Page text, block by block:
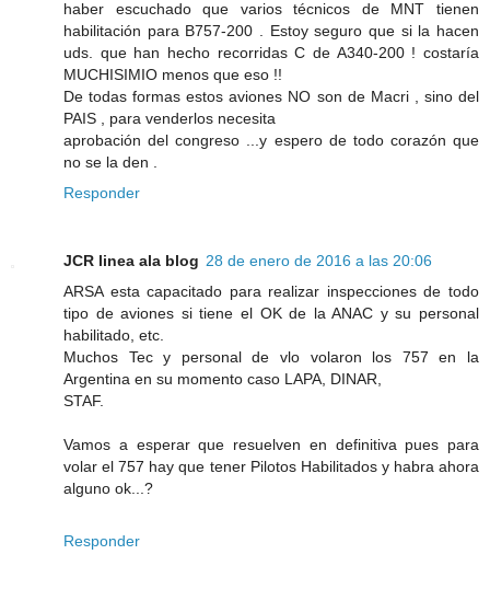
haber escuchado que varios técnicos de MNT tienen
habilitación para B757-200 . Estoy seguro que si la hacen
uds. que han hecho recorridas C de A340-200 ! costaría
MUCHISIMIO menos que eso !!
De todas formas estos aviones NO son de Macri , sino del
PAIS , para venderlos necesita
aprobación del congreso ...y espero de todo corazón que
no se la den .
Responder
JCR linea ala blog 28 de enero de 2016 a las 20:06
ARSA esta capacitado para realizar inspecciones de todo
tipo de aviones si tiene el OK de la ANAC y su personal
habilitado, etc.
Muchos Tec y personal de vlo volaron los 757 en la
Argentina en su momento caso LAPA, DINAR,
STAF.
Vamos a esperar que resuelven en definitiva pues para
volar el 757 hay que tener Pilotos Habilitados y habra ahora
alguno ok...?
Responder